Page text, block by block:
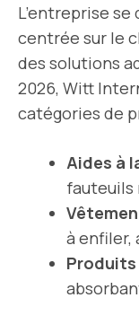
L’entreprise
centrée sur le
des solutions
2026, Witt
catégories de
Aides à
fauteuils
à enfiler,
Produits